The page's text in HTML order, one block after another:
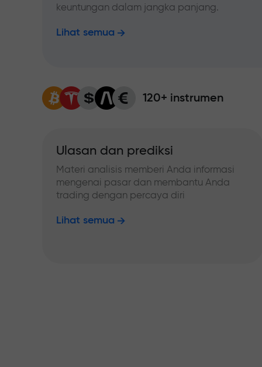
keuntungan dalam jangka panjang.
Lihat semua
120+ instrumen
Ulasan dan prediksi
Materi analisis memberi Anda informasi
mengenai pasar dan membantu Anda
trading dengan percaya diri
Lihat semua